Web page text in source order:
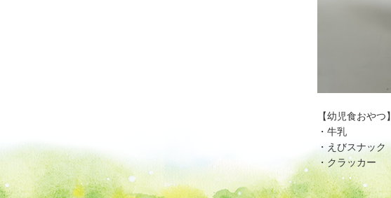
【幼児食おやつ】
・牛乳
・えびスナック
・クラッカー